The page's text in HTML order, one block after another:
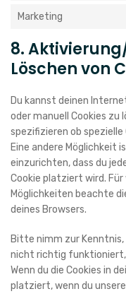
Marketing
8.
Löschen von
Du kannst deinen
oder manuell Cookies zu
spezifizieren ob
Eine andere Möglichkeit
einzurichten, dass du
Cookie platziert wird.
Möglichkeiten beachte
deines Browsers.
Bitte nimm zur
nicht richtig funktioniert,
Wenn du die Cookies in
platziert, wenn du